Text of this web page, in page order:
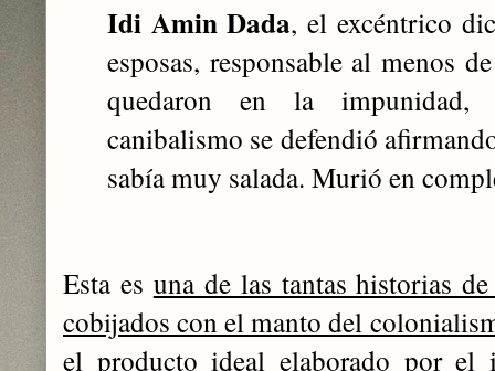
Idi Amin Dada, el excéntrico
esposas, responsable al menos
quedaron en la impunidad,
canibalismo se defendió
sabía muy salada. Murió en
Esta es una de las tantas historias
cobijados con el manto del
el producto ideal elaborado por